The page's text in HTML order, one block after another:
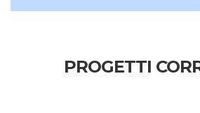
PROGETTI